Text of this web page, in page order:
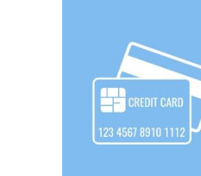
bieżących oraz
zmiana formy płatności
automatyczne naliczanie ceny
dla sprzedaży w
w
obsługa waluty